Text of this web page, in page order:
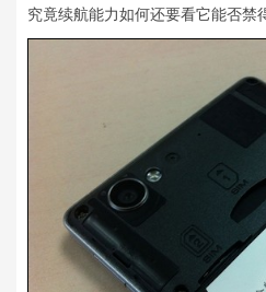
究竟续航能力如何还要看它能否禁